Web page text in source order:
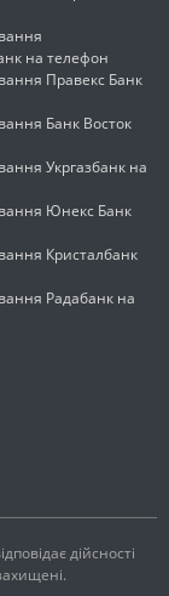
на телефон
Правекс Банк
Банк Восток
Укргазбанк на
Юнекс Банк
Кристалбанк
Радабанк на
дійсності